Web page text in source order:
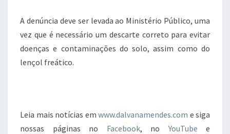
A denúncia deve ser levada ao Ministério Público, uma
vez que é necessário um descarte correto para evitar
doenças e contaminações do solo, assim como do
lençol freático.
Leia mais notícias em www.dalvanamendes.com e siga
nossas páginas no Facebook, noYouTube e